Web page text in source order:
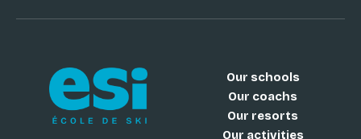
Our schools
Our coachs
Our resorts
Our activities